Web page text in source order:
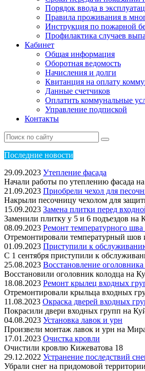
Порядок ввода в
Правила проживания в
Инструкция по пожарной
Профилактика случаев
Кабинет
Общая информация
Оборотная ведомость
Начисления и долги
Квитанция на оплату
Данные счетчиков
Оплатить коммунальные
Управление подпиской
Контакты
Последние новости
29.09.2023 Утепление фасада
Начали работы по утеплению фасада
21.09.2023 Приобрели чехол для
Накрыли песочницу чехолом для
15.09.2023 Замена плитки перед
Заменили плитку у 5 и 6 подъездов на
08.09.2023 Ремонт температурного шва
Отремонтировали температурный шов
01.09.2023 Приступили к
С 1 сентября приступили к
25.08.2023 Восстановление оголовника
Восстановили оголовник колодца на
18.08.2023 Ремонт крылец входных
Отремонтировали крыльца входных
11.08.2023 Окраска дверей входных
Покрасили двери входных групп на
04.08.2023 Установка лавок и урн
Произвели монтаж лавок и урн на
17.01.2023 Очистка кровли
Очистили кровлю Кижеватова 18
29.12.2022 Устранение последствий
Убрали снег на придомовой